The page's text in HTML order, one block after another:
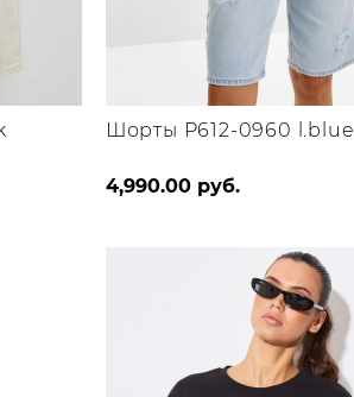
Шорты P612-0960 l.blue
4,990.00руб.Этот
имеет
несколько
вариаций.
Опции
можно